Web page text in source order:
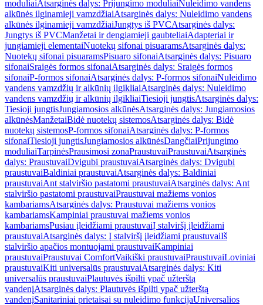
moduliaiAtsarginės dalys: Prijungimo moduliaiNuleidimo vandens
alkūnės ilginamieji vamzdžiaiAtsarginės dalys: Nuleidimo vandens
alkūnės ilginamieji vamzdžiaiJungtys iš PVCAtsarginės dalys:
Jungtys iš PVCManžetai ir dengiamieji gaubteliaiAdapteriai ir
jungiamieji elementaiNuotekų sifonai pisuaramsAtsarginės dalys:
Nuotekų sifonai pisuaramsPisuaro sifonaiAtsarginės dalys: Pisuaro
sifonaiSraigės formos sifonaiAtsarginės dalys: Sraigės formos
sifonaiP-formos sifonaiAtsarginės dalys: P-formos sifonaiNuleidimo
vandens vamzdžių ir alkūnių ilgikliaiAtsarginės dalys: Nuleidimo
vandens vamzdžių ir alkūnių ilgikliaiTiesioji jungtisAtsarginės dalys:
Tiesioji jungtisJungiamosios alkūnėsAtsarginės dalys: Jungiamosios
alkūnėsManžetaiBidė nuotekų sistemosAtsarginės dalys: Bidė
nuotekų sistemosP-formos sifonaiAtsarginės dalys: P-formos
sifonaiTiesioji jungtisJungiamosios alkūnėsDangčiaiPrijungimo
moduliaiTarpinėsPrausimosi zonaPraustuvaiPraustuvaiAtsarginės
dalys: PraustuvaiDvigubi praustuvaiAtsarginės dalys: Dvigubi
praustuvaiBaldiniai praustuvaiAtsarginės dalys: Baldiniai
praustuvaiAnt stalviršio pastatomi praustuvaiAtsarginės dalys: Ant
stalviršio pastatomi praustuvaiPraustuvai mažiems vonios
kambariamsAtsarginės dalys: Praustuvai mažiems vonios
kambariamsKampiniai praustuvai mažiems vonios
kambariamsPusiau įleidžiami praustuvaiĮ stalviršį įleidžiami
praustuvaiAtsarginės dalys: Į stalviršį įleidžiami praustuvaiIš
stalviršio apačios montuojami praustuvaiKampiniai
praustuvaiPraustuvai ComfortVaikiški praustuvaiPraustuvaiLoviniai
praustuvaiKiti universalūs praustuvaiAtsarginės dalys: Kiti
universalūs praustuvaiPlautuvės išpilti ypač užterštą
vandenįAtsarginės dalys: Plautuvės išpilti ypač užterštą
vandenįSanitariniai prietaisai su nuleidimo funkcijaUniversalios